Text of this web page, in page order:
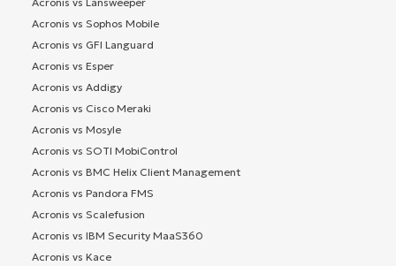
Acronis vs Sophos Mobile
Acronis vs GFI Languard
Acronis vs Esper
Acronis vs Addigy
Acronis vs Cisco Meraki
Acronis vs Mosyle
Acronis vs SOTI MobiControl
Acronis vs BMC Helix Client Management
Acronis vs Pandora FMS
Acronis vs Scalefusion
Acronis vs IBM Security MaaS360
Acronis vs Kace